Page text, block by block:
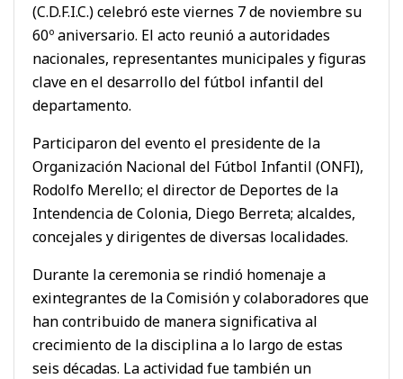
(C.D.F.I.C.) celebró este viernes 7 de noviembre su
60º aniversario. El acto reunió a autoridades
nacionales, representantes municipales y figuras
clave en el desarrollo del fútbol infantil del
departamento.
Participaron del evento el presidente de la
Organización Nacional del Fútbol Infantil (ONFI),
Rodolfo Merello; el director de Deportes de la
Intendencia de Colonia, Diego Berreta; alcaldes,
concejales y dirigentes de diversas localidades.
Durante la ceremonia se rindió homenaje a
exintegrantes de la Comisión y colaboradores que
han contribuido de manera significativa al
crecimiento de la disciplina a lo largo de estas
seis décadas. La actividad fue también un